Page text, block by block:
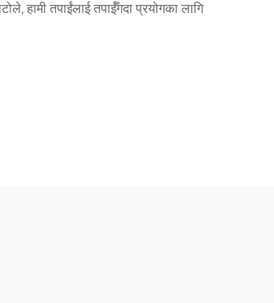
हामी तपाईंलाई तपाईंँगदा प्रयोगका लागि